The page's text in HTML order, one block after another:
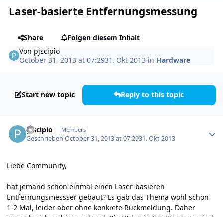
Laser-basierte Entfernungsmessung
Share
Folgen diesem Inhalt
Von pjscipio
October 31, 2013 at 07:2931. Okt 2013 in Hardware
Start new topic Reply to this topic
pjscipio Members
GeschriebenOctober 31, 2013 at 07:2931. Okt 2013
Liebe Community,
hat jemand schon einmal einen Laser-basieren
Entfernungsmessser gebaut? Es gab das Thema wohl schon
1-2 Mal, leider aber ohne konkrete Rückmeldung. Daher